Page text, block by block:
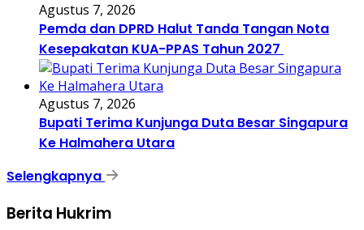
Agustus 7, 2026
Pemda dan DPRD Halut Tanda Tangan Nota
Kesepakatan KUA-PPAS Tahun 2027
Agustus 7, 2026
Bupati Terima Kunjunga Duta Besar Singapura
Ke Halmahera Utara
Selengkapnya
Berita Hukrim